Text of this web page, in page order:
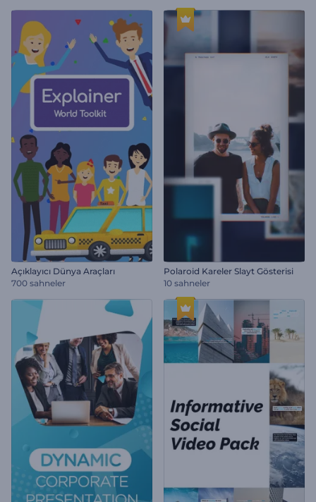
Açıklayıcı Dünya Araçları
700 sahneler
Polaroid Kareler Slayt Gösterisi
10 sahneler